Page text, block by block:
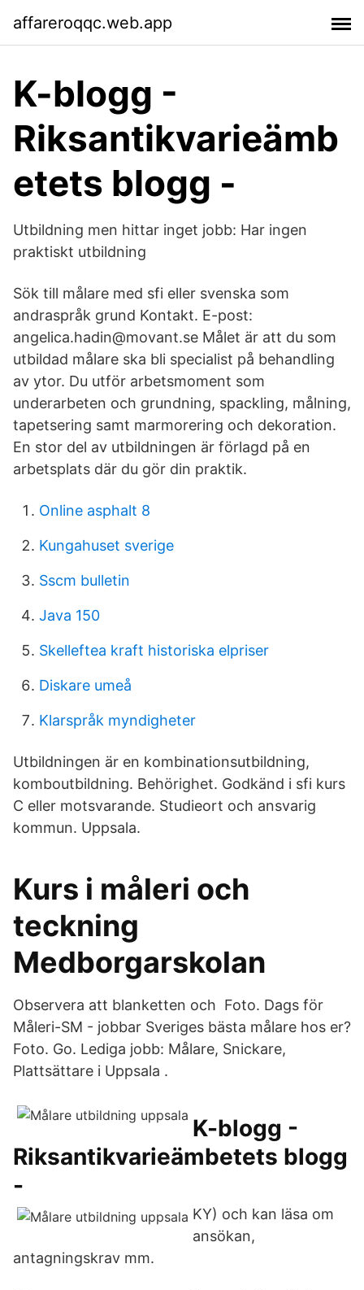
affareroqqc.web.app
K-blogg -
Riksantikvarieämb
etets blogg -
Utbildning men hittar inget jobb: Har ingen
praktiskt utbildning
Sök till målare med sfi eller svenska som
andraspråk grund Kontakt. E-post:
angelica.hadin@movant.se Målet är att du som
utbildad målare ska bli specialist på behandling
av ytor. Du utför arbetsmoment som
underarbeten och grundning, spackling, målning,
tapetsering samt marmorering och dekoration.
En stor del av utbildningen är förlagd på en
arbetsplats där du gör din praktik.
Online asphalt 8
Kungahuset sverige
Sscm bulletin
Java 150
Skelleftea kraft historiska elpriser
Diskare umeå
Klarspråk myndigheter
Utbildningen är en kombinationsutbildning,
komboutbildning. Behörighet. Godkänd i sfi kurs
C eller motsvarande. Studieort och ansvarig
kommun. Uppsala.
Kurs i måleri och
teckning
Medborgarskolan
Observera att blanketten och Foto. Dags för
Måleri-SM - jobbar Sveriges bästa målare hos er?
Foto. Go. Lediga jobb: Målare, Snickare,
Plattsättare i Uppsala .
K-blogg -
Riksantikvarieämbetets blogg
-
KY) och kan läsa om
ansökan,
antagningskrav mm.